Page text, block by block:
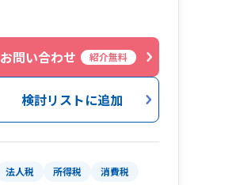
お問い合わせ 紹介無料
検討リストに追加
法人税 所得税
消費税